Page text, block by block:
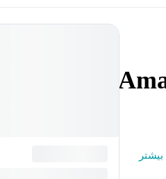
بیشتر